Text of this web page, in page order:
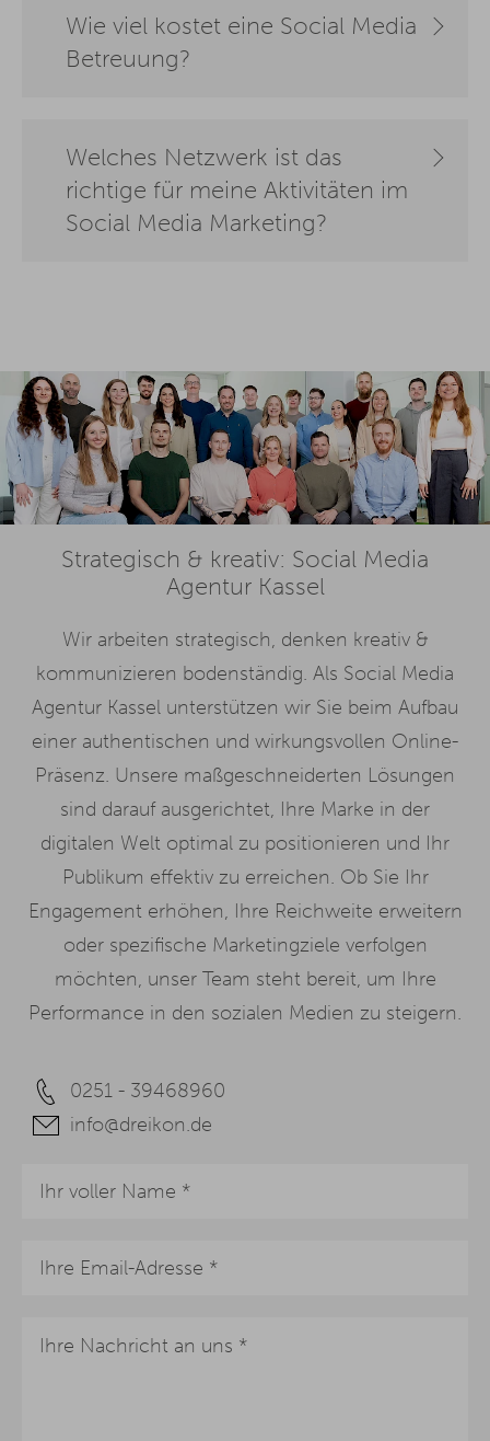
Wie viel kostet eine Social Media
Betreuung?
Welches Netzwerk ist das
richtige für meine Aktivitäten im
Social Media Marketing?
Strategisch & kreativ: Social Media
Agentur Kassel
Wir arbeiten strategisch, denken kreativ &
kommunizieren bodenständig. Als Social Media
Agentur Kassel unterstützen wir Sie beim Aufbau
einer authentischen und wirkungsvollen Online-
Präsenz. Unsere maßgeschneiderten Lösungen
sind darauf ausgerichtet, Ihre Marke in der
digitalen Welt optimal zu positionieren und Ihr
Publikum effektiv zu erreichen. Ob Sie Ihr
Engagement erhöhen, Ihre Reichweite erweitern
oder spezifische Marketingziele verfolgen
möchten, unser Team steht bereit, um Ihre
Performance in den sozialen Medien zu steigern.
0251 - 39468960
info@dreikon.de